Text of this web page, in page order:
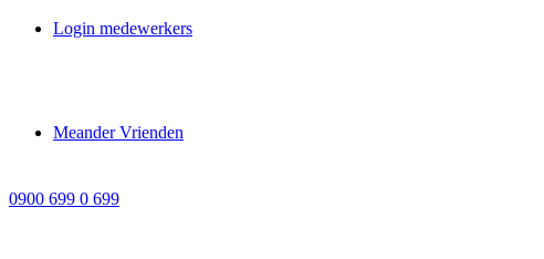
Login medewerkers
Meander Vrienden
0900 699 0 699